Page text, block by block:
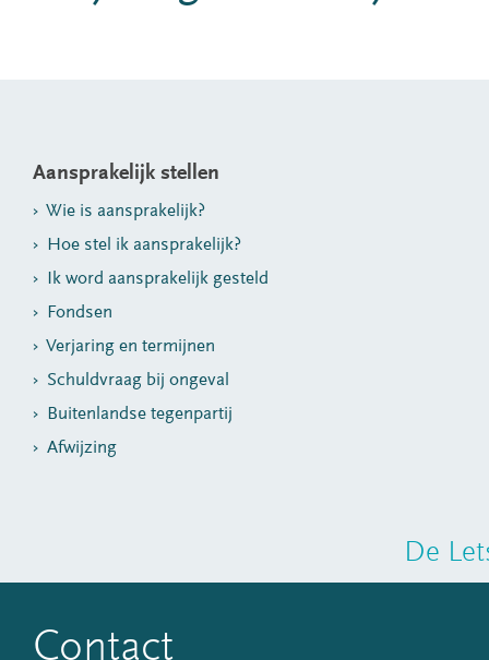
Aansprakelijk stellen
Wie is aansprakelijk?
Hoe stel ik aansprakelijk?
Ik word aansprakelijk gesteld
Fondsen
Verjaring en termijnen
Schuldvraag bij ongeval
Buitenlandse tegenpartij
Afwijzing
De
Contact